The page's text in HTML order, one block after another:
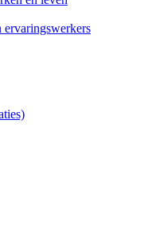
ervaringswerkers